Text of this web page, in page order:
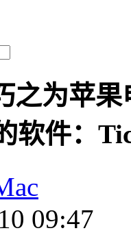
之为苹
软件：
09:47